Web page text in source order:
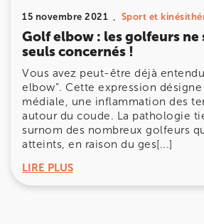
15 novembre 2021 Sport et
Golf elbow : les golfeurs ne
seuls concernés !
Vous avez peut-être déjà
elbow”. Cette expression
médiale, une inflammation des
autour du coude. La pathologie
surnom des nombreux golfeurs
atteints, en raison du ges[...]
LIRE PLUS